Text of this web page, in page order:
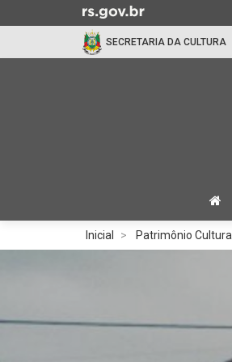
para
busca
SECRETARIA DA CULTURA
do
Inicial Patrimônio Cultural